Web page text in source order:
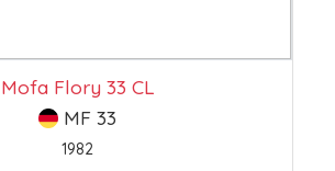
Mofa Flory 33 CL
MF 33
1982